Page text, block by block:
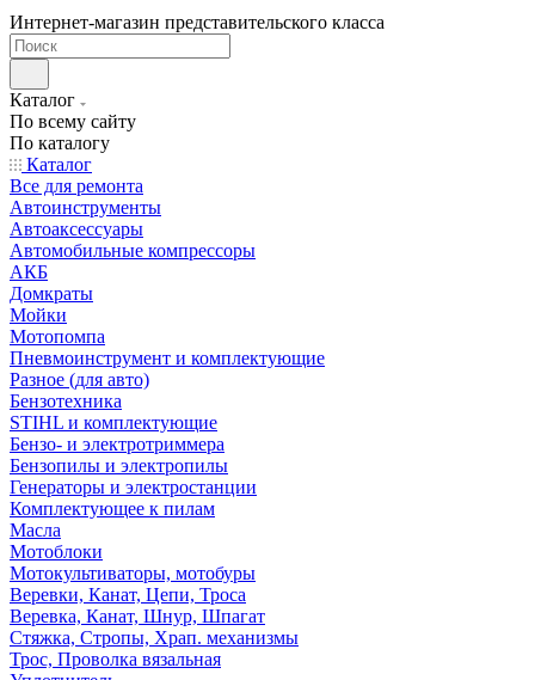
Интернет-магазин представительского класса
Каталог
По всему сайту
По каталогу
Каталог
Все для ремонта
Автоинструменты
Автоаксессуары
Автомобильные компрессоры
АКБ
Домкраты
Мойки
Мотопомпа
Пневмоинструмент и комплектующие
Разное (для авто)
Бензотехника
STIHL и комплектующие
Бензо- и электротриммера
Бензопилы и электропилы
Генераторы и электростанции
Комплектующее к пилам
Масла
Мотоблоки
Мотокультиваторы, мотобуры
Веревки, Канат, Цепи, Троса
Веревка, Канат, Шнур, Шпагат
Стяжка, Стропы, Храп. механизмы
Трос, Проволка вязальная